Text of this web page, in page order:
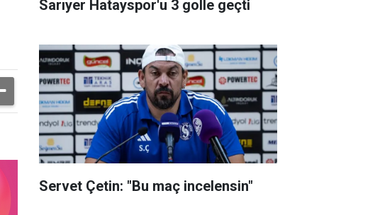
Sarıyer Hatayspor'u 3 golle geçti
Servet Çetin: "Bu maç incelensin"